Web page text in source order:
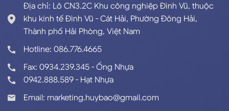
Địa chỉ: Lô CN3.2C Khu công nghiệp Đình Vũ, thuộc
khu kinh tế Đình Vũ - Cát Hải, Phường Đông Hải,
Thành phố Hải Phòng, Việt Nam
Hotline: 086.776.4665
Fax: 0934.239.345 - Ống Nhựa
0942.888.589 - Hạt Nhựa
Email: marketing.huybao@gmail.com